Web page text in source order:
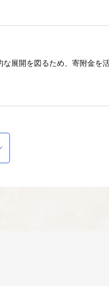
展開を図るため、寄附金を
神衛生の安定と向上をはか